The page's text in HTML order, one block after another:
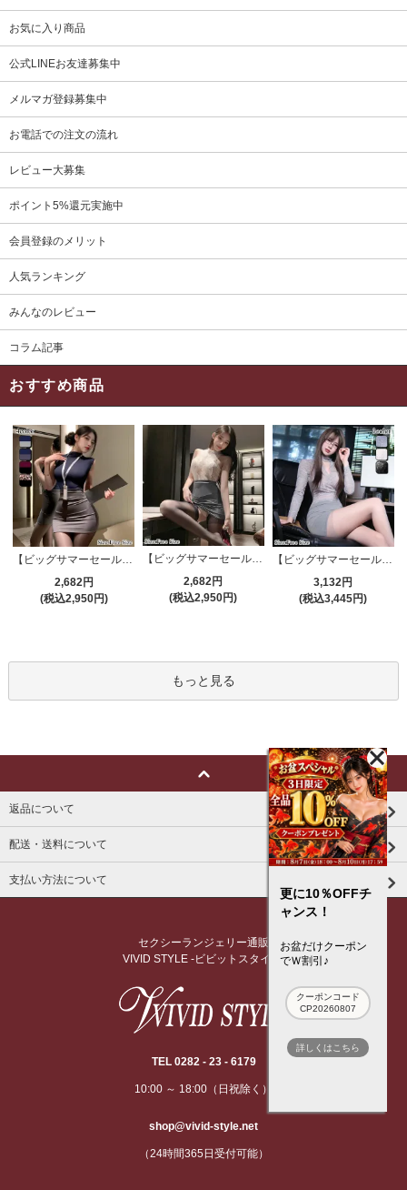
お気に入り商品
公式LINEお友達募集中
メルマガ登録募集中
お電話での注文の流れ
レビュー大募集
ポイント5%還元実施中
会員登録のメリット
人気ランキング
みんなのレビュー
コラム記事
おすすめ商品
2,682円
(税込2,950円)
【ビッグサマーセール対象品】セクシーコスプレ(SEXYCOSPLAY) 4191
2,682円
(税込2,950円)
【ビッグサマーセール対象品】セクシーコスプレ(SEXYCOSPLAY) 4173
3,132円
(税込3,445円)
もっと見る
返品について
配送・送料について
支払い方法について
セクシーランジェリー通販
VIVID STYLE -ビビットスタイル-
TEL 0282 - 23 - 6179
10:00 ～ 18:00（日祝除く）
shop@vivid-style.net
（24時間365日受付可能）
更に10％OFFチ
ャンス！
お盆だけクーポン
でＷ割引♪
クーポンコード
CP20260807
詳しくはこちら